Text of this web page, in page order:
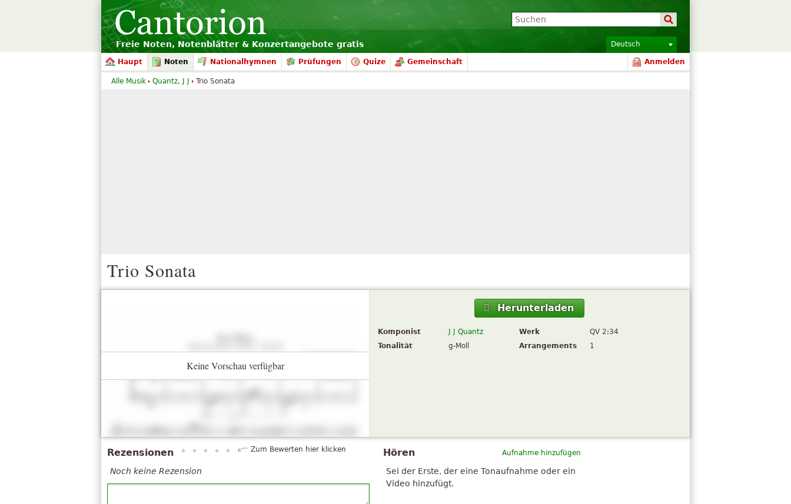
Freie Noten, Notenblätter & Konzertangebote gratis Deutsch
Haupt Noten Nationalhymnen Prüfungen Quize Gemeinschaft Anmelden
Trio Sonata
Keine Vorschau verfügbar
Herunterladen
Komponist J J Quantz Werk
QV 2:34
Tonalität
g-Moll Arrangements 1
Aufnahme hinzufügen
Hören
Sei der Erste, der eine Tonaufnahme oder ein
Video hinzufügt.
Rezensionen Zum Bewerten hier klicken
Noch keine Rezension
Alle Musik Quantz, J J Trio Sonata